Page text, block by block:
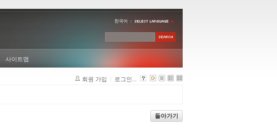
한국어
사이트맵
회원 가입 로그인...
돌아가기